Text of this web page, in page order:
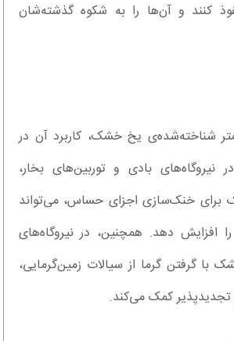
کنند و آن‌ها را به شکوه گذشته‌شان
شناخته‌شده‌ی یخ خشک، کاربرد آن در
نیروگاه‌های بادی و توربین‌های بخار،
برای خنک‌سازی اجزای حساس، می‌تواند
را افزایش دهد. همچنین، در نیروگاه‌های
با گرفتن گرما از سیالات زمین‌گرمایی،
تجدیدپذیر کمک می‌کند.